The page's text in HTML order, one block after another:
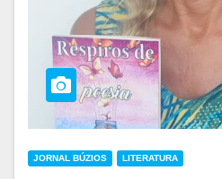
JORNAL BÚZIOS LITERATURA